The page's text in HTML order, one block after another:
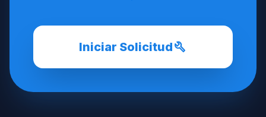
Iniciar Solicitudbuild